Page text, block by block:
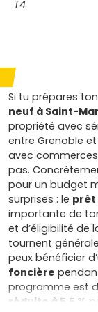
T4
Si tu prépares
neuf à Saint-
propriété avec
entre Grenoble et
avec
pas.
pour un budget
surprises : le prêt
importante de
et d’éligibilité de
tournent
peux bénéficier
foncière
programme est
réduite à 5,5 %